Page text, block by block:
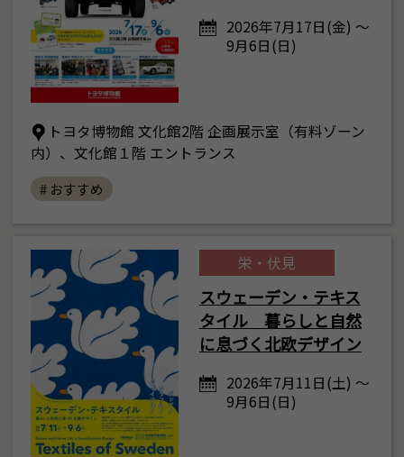
2026年7月17日(金) ～
9月6日(日)
トヨタ博物館 文化館2階 企画展示室（有料ゾーン
内）、文化館１階 エントランス
# おすすめ
栄・伏見
スウェーデン・テキス
タイル 暮らしと自然
に息づく北欧デザイン
2026年7月11日(土) ～
9月6日(日)